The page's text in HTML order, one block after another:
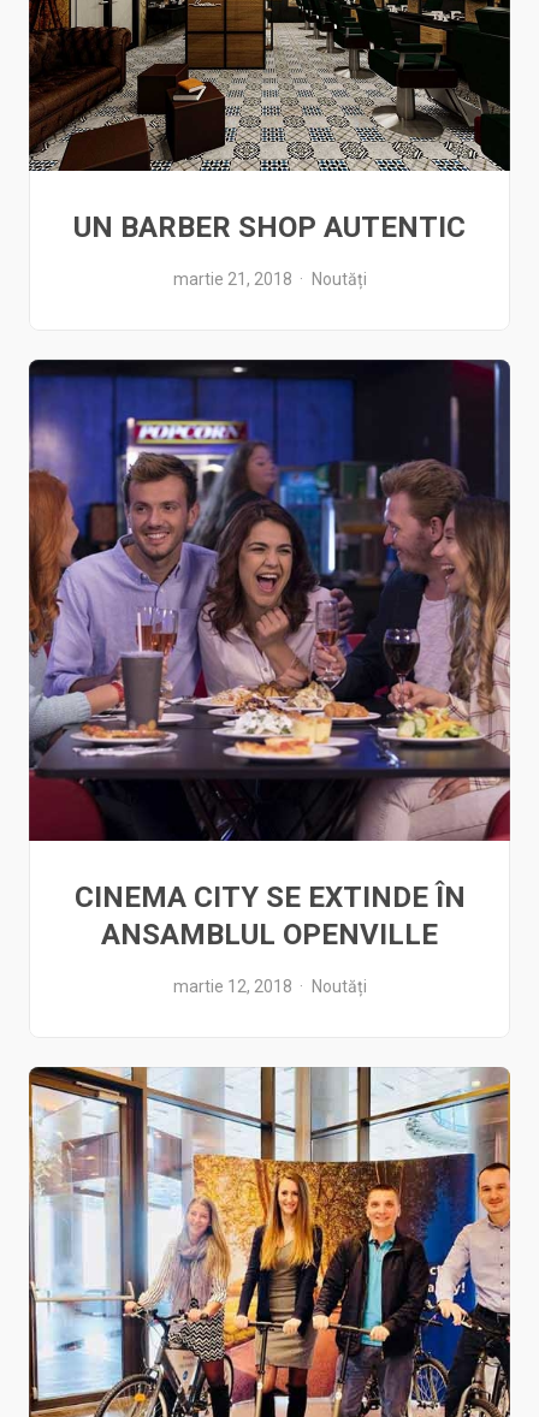
UN BARBER SHOP AUTENTIC
martie 21, 2018 Noutăți
CINEMA CITY SE EXTINDE ÎN
ANSAMBLUL OPENVILLE
martie 12, 2018 Noutăți